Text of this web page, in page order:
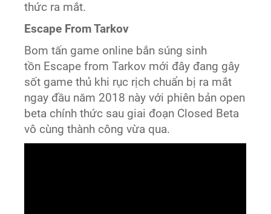
thức ra mắt.
Escape From Tarkov
Bom tấn game online bắn súng sinh
tồn Escape from Tarkov mới đây đang gây
sốt game thủ khi rục rịch chuẩn bị ra mắt
ngay đầu năm 2018 này với phiên bản open
beta chính thức sau giai đoạn Closed Beta
vô cùng thành công vừa qua.